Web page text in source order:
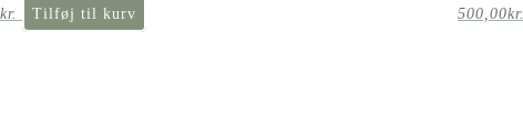
kr. Tilføj til kurv 500,00kr.